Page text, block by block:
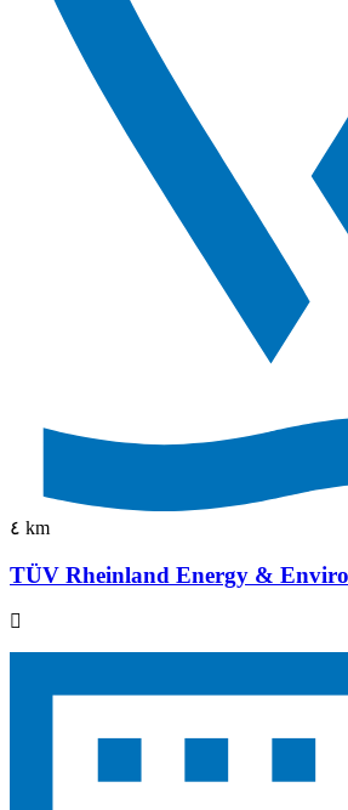
٤ km
TÜV Rheinland Energy &